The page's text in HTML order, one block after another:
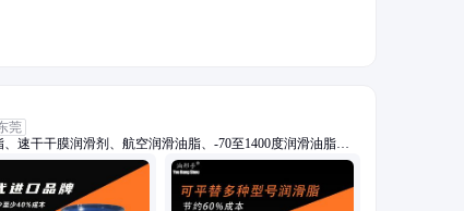
莞
速干干膜润滑剂、航空润滑油脂、-70至1400度润滑油脂、
油脂、抗咬合防卡剂、高真空密封硅脂、电子氟化冷却液、
脂